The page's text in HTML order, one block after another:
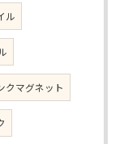
ル
クマグネット